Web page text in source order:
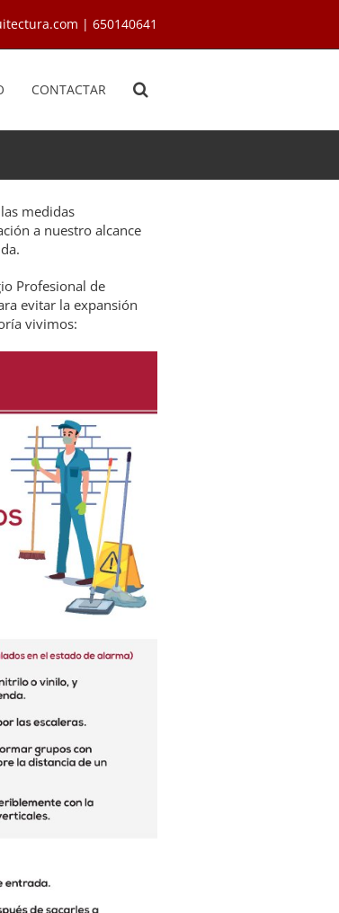
| 650140641
CONTACTAR
medidas
a nuestro alcance
Profesional de
evitar la expansión
vivimos: